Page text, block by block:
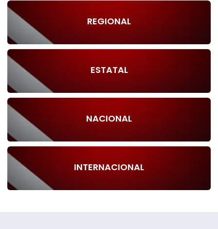
REGIONAL
ESTATAL
NACIONAL
INTERNACIONAL